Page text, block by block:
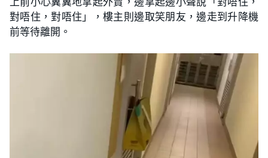
對唔住，對唔住」，樓主則邊取笑朋友，邊走到升降機
前等待離開。